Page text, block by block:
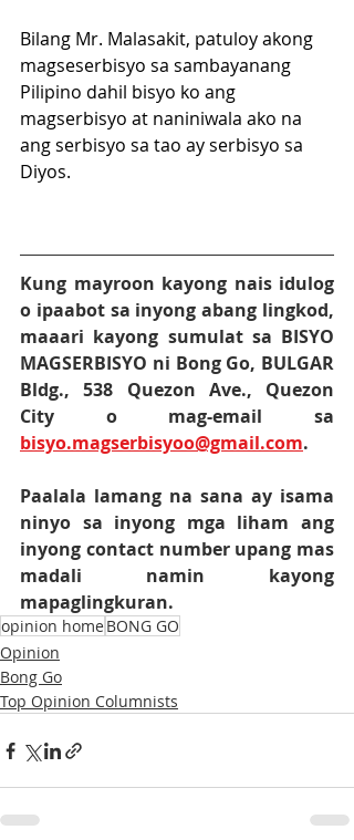
Bilang Mr. Malasakit, patuloy akong
magseserbisyo sa sambayanang
Pilipino dahil bisyo ko ang
magserbisyo at naniniwala ako na
ang serbisyo sa tao ay serbisyo sa
Diyos.
Kung mayroon kayong nais idulog
o ipaabot sa inyong abang lingkod,
maaari kayong sumulat sa BISYO
MAGSERBISYO ni Bong Go, BULGAR
Bldg., 538 Quezon Ave., Quezon
bisyo.magserbisyoo@gmail.com.
Paalala lamang na sana ay isama
ninyo sa inyong mga liham ang
inyong contact number upang mas
madali namin kayong
mapaglingkuran.
opinion homeBONG GO
Opinion
Bong Go
Top Opinion Columnists